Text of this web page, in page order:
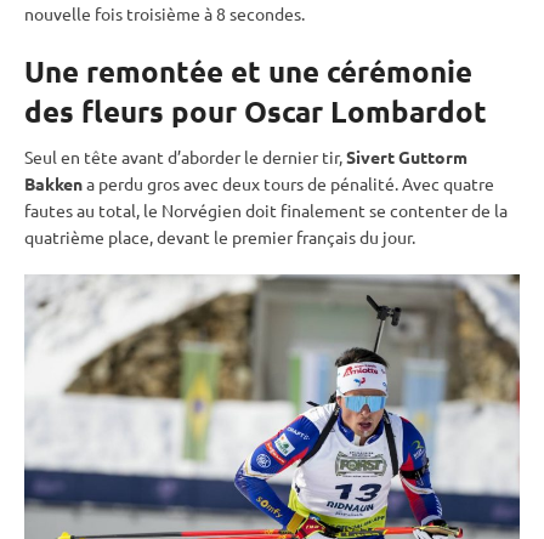
nouvelle fois troisième à 8 secondes.
Une remontée et une cérémonie
des fleurs pour Oscar Lombardot
Seul en tête avant d’aborder le dernier tir,Sivert Guttorm
Bakkena perdu gros avec deux tours de pénalité. Avec quatre
fautes au total, le Norvégien doit finalement se contenter de la
quatrième place, devant le premier français du jour.